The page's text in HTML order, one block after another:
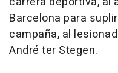
Barcelona para
campaña, al
André ter Stegen.